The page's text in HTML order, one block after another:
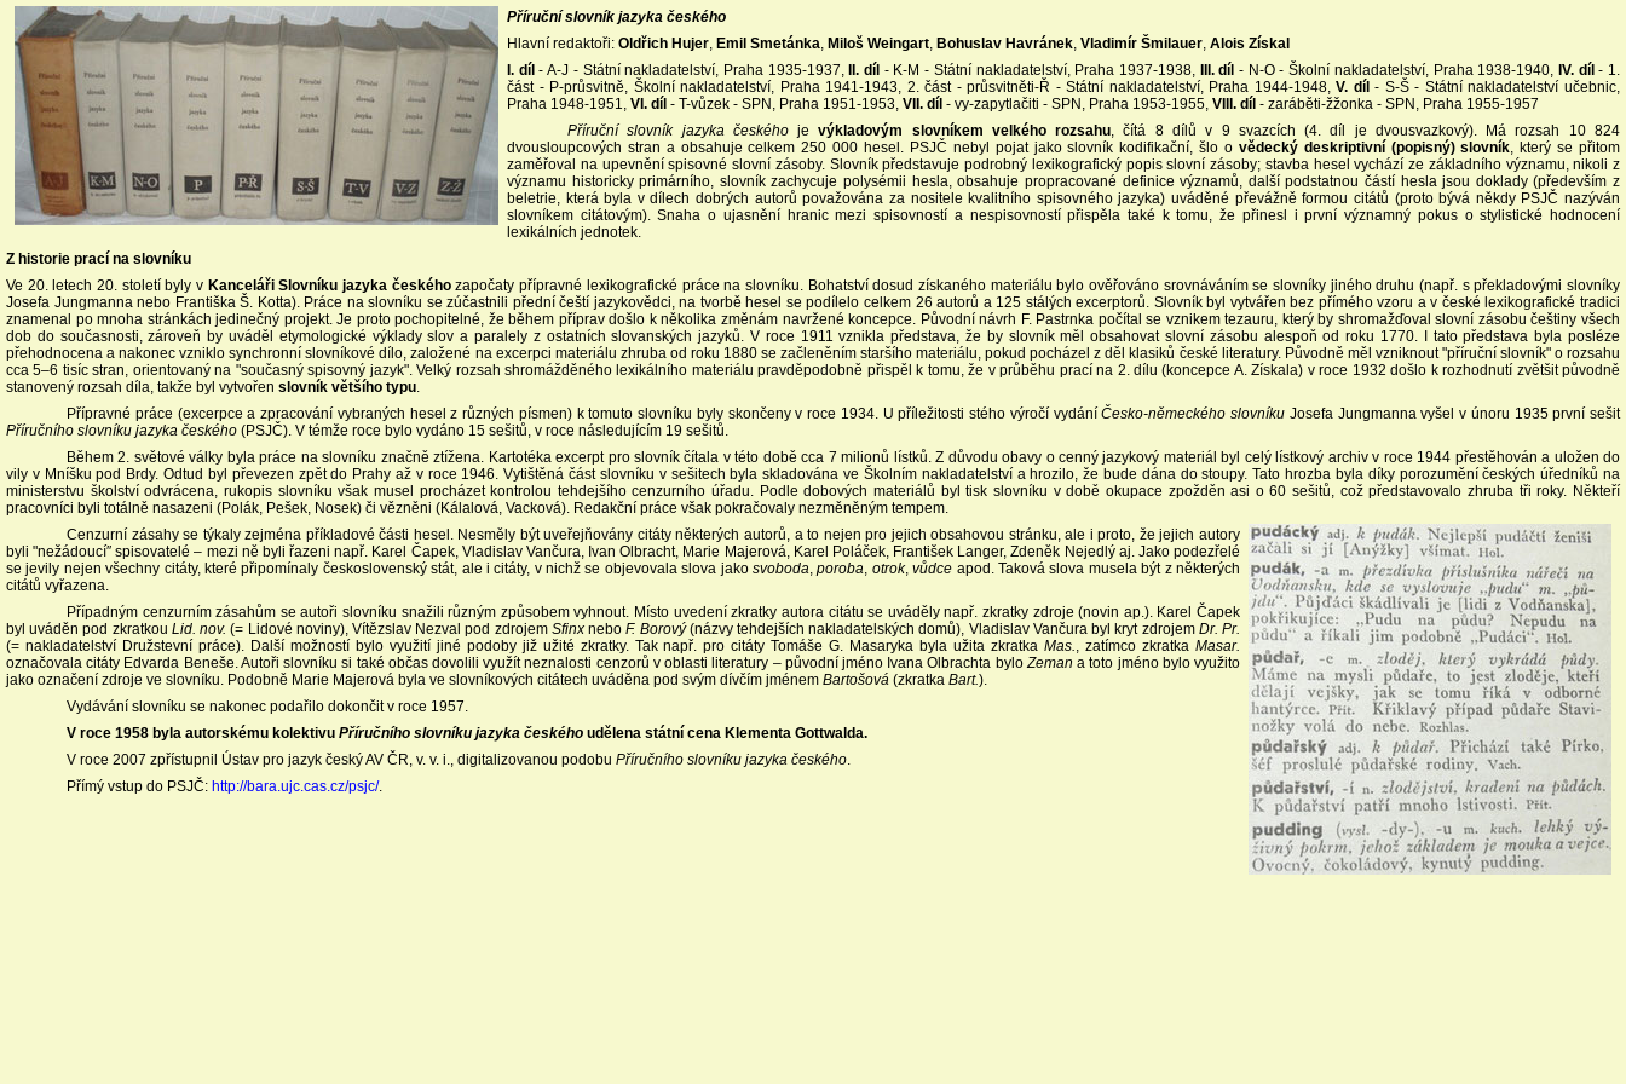
Příruční slovník jazyka českého
Hlavní redaktoři: Oldřich Hujer, Emil Smetánka, Miloš Weingart, Bohuslav Havránek, Vladimír Šmilauer, Alois Získal
I. díl - A-J - Státní nakladatelství, Praha 1935-1937, II. díl - K-M - Státní nakladatelství, Praha 1937-1938, III. díl - N-O - Školní nakladatelství, Praha 1938-1940, IV. díl - 1.
část - P-průsvitně, Školní nakladatelství, Praha 1941-1943, 2. část - průsvitněti-Ř - Státní nakladatelství, Praha 1944-1948,V. díl - S-Š - Státní nakladatelství učebnic,
Praha 1948-1951, VI. díl - T-vůzek - SPN, Praha 1951-1953, VII. díl - vy-zapytlačiti - SPN, Praha 1953-1955, VIII. díl - zaráběti-žžonka - SPN, Praha 1955-1957
Příruční slovník jazyka českéhojevýkladovým slovníkem velkého rozsahu, čítá 8 dílů v 9 svazcích (4. díl je dvousvazkový). Má rozsah 10 824
dvousloupcových stran a obsahuje celkem 250 000 hesel. PSJČ nebyl pojat jako slovník kodifikační, šlo o vědecký deskriptivní (popisný) slovník, který se přitom
zaměřoval na upevnění spisovné slovní zásoby. Slovník představuje podrobný lexikografický popis slovní zásoby; stavba hesel vychází ze základního významu, nikoli z
významu historicky primárního, slovník zachycuje polysémii hesla, obsahuje propracované definice významů, další podstatnou částí hesla jsou doklady (především z
beletrie, která byla v dílech dobrých autorů považována za nositele kvalitního spisovného jazyka) uváděné převážně formou citátů (proto bývá někdy PSJČ nazýván
slovníkem citátovým). Snaha o ujasnění hranic mezi spisovností a nespisovností přispěla také k tomu, že přinesl i první významný pokus o stylistické hodnocení
lexikálních jednotek.
Z historie prací na slovníku
Ve 20. letech 20. století byly v Kanceláři Slovníku jazyka českéhozapočaty přípravné lexikografické práce na slovníku. Bohatství dosud získaného materiálu bylo ověřováno srovnáváním se slovníky jiného druhu (např. s překladovými slovníky
Josefa Jungmanna nebo Františka Š. Kotta). Práce na slovníku se zúčastnili přední čeští jazykovědci, na tvorbě hesel se podílelo celkem 26 autorů a 125 stálých excerptorů. Slovník byl vytvářen bez přímého vzoru a v české lexikografické tradici
znamenal po mnoha stránkách jedinečný projekt. Je proto pochopitelné, že během příprav došlo k několika změnám navržené koncepce. Původní návrh F. Pastrnka počítal se vznikem tezauru, který by shromažďoval slovní zásobu češtiny všech
dob do současnosti, zároveň by uváděl etymologické výklady slov a paralely z ostatních slovanských jazyků. V roce 1911 vznikla představa, že by slovník měl obsahovat slovní zásobu alespoň od roku 1770. I tato představa byla posléze
přehodnocena a nakonec vzniklo synchronní slovníkové dílo, založené na excerpci materiálu zhruba od roku 1880 se začleněním staršího materiálu, pokud pocházel z děl klasiků české literatury. Původně měl vzniknout "příruční slovník" o rozsahu
cca 5–6 tisíc stran, orientovaný na "současný spisovný jazyk". Velký rozsah shromážděného lexikálního materiálu pravděpodobně přispěl k tomu, že v průběhu prací na 2. dílu (koncepce A. Získala) v roce 1932 došlo k rozhodnutí zvětšit původně
stanovený rozsah díla, takže byl vytvořen slovník většího typu.
Přípravné práce (excerpce a zpracování vybraných hesel z různých písmen) k tomuto slovníku byly skončeny v roce 1934. U příležitosti stého výročí vydáníČesko-německého slovníku Josefa Jungmanna vyšel v únoru 1935 první sešit
Příručního slovníku jazyka českého (PSJČ). V témže roce bylo vydáno 15 sešitů, v roce následujícím 19 sešitů.
Během 2. světové války byla práce na slovníku značně ztížena. Kartotéka excerpt pro slovník čítala v této době cca 7 milionů lístků. Z důvodu obavy o cenný jazykový materiál byl celý lístkový archiv v roce 1944 přestěhován a uložen do
vily v Mníšku pod Brdy. Odtud byl převezen zpět do Prahy až v roce 1946. Vytištěná část slovníku v sešitech byla skladována ve Školním nakladatelství a hrozilo, že bude dána do stoupy. Tato hrozba byla díky porozumění českých úředníků na
ministerstvu školství odvrácena, rukopis slovníku však musel procházet kontrolou tehdejšího cenzurního úřadu. Podle dobových materiálů byl tisk slovníku v době okupace zpožděn asi o 60 sešitů, což představovalo zhruba tři roky. Někteří
pracovníci byli totálně nasazeni (Polák, Pešek, Nosek) či vězněni (Kálalová, Vacková). Redakční práce však pokračovaly nezměněným tempem.
Cenzurní zásahy se týkaly zejména příkladové části hesel. Nesměly být uveřejňovány citáty některých autorů, a to nejen pro jejich obsahovou stránku, ale i proto, že jejich autory
byli "nežádoucí″ spisovatelé – mezi ně byli řazeni např. Karel Čapek, Vladislav Vančura, Ivan Olbracht, Marie Majerová, Karel Poláček, František Langer, Zdeněk Nejedlý aj. Jako podezřelé
se jevily nejen všechny citáty, které připomínaly československý stát, ale i citáty, v nichž se objevovala slova jakosvoboda,poroba, otrok,vůdce apod. Taková slova musela být z některých
citátů vyřazena.
Případným cenzurním zásahům se autoři slovníku snažili různým způsobem vyhnout. Místo uvedení zkratky autora citátu se uváděly např. zkratky zdroje (novin ap.). Karel Čapek
byl uváděn pod zkratkou Lid. nov. (= Lidové noviny), Vítězslav Nezval pod zdrojem SfinxneboF. Borový(názvy tehdejších nakladatelských domů), Vladislav Vančura byl kryt zdrojem Dr. Pr.
(= nakladatelství Družstevní práce). Další možností bylo využití jiné podoby již užité zkratky. Tak např. pro citáty Tomáše G. Masaryka byla užita zkratka Mas., zatímco zkratkaMasar.
označovala citáty Edvarda Beneše. Autoři slovníku si také občas dovolili využít neznalosti cenzorů v oblasti literatury – původní jméno Ivana Olbrachta byloZeman a toto jméno bylo využito
jako označení zdroje ve slovníku. Podobně Marie Majerová byla ve slovníkových citátech uváděna pod svým dívčím jménem Bartošová (zkratka Bart.).
Vydávání slovníku se nakonec podařilo dokončit v roce 1957.
V roce 1958 byla autorskému kolektivu Příručního slovníku jazyka českého udělena státní cena Klementa Gottwalda.
V roce 2007 zpřístupnil Ústav pro jazyk český AV ČR, v. v. i., digitalizovanou podobu Příručního slovníku jazyka českého.
Přímý vstup do PSJČ: http://bara.ujc.cas.cz/psjc/.